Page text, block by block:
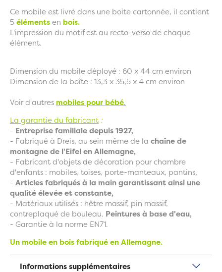
Ce mobile est livré dans une boite cartonnée, il contient
5élémentsen bois.
L'impression du motifest au recto-verso de chaque
élément.
Dimension du mobile déployé : 60 x 44 cm environ
Dimension de la boîte : 13,3 x 35,5 x 4 cm environ
Voir d'autres mobiles pour bébé.
La garantie du fabricant :
- Entreprise familiale depuis 1927,
- Fabriqué à Dreis, au sein même de la chaîne de
montagne de l'Eifel en Allemagne,
- Fabricant d'objets de décoration pour chambre
d'enfants : mobiles, toises, porte-manteaux, pantins,
- Articles fabriqués à la main garantissant ainsi une
qualité élevée et constante,
- Matériaux utilisés : hêtre massif, pin massif,
contreplaqué de bouleau. Peintures à base d'eau,
- Garantie à la norme EN71.
Un mobile en bois fabriqué en Allemagne.
Informations supplémentaires